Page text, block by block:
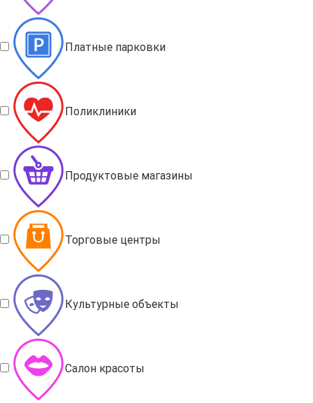
Платные парковки
Поликлиники
Продуктовые магазины
Торговые центры
Культурные объекты
Салон красоты